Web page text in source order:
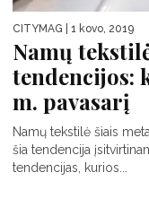
CITYMAG | 1 kovo, 2019
Namų
tendencijos:
m. pavasarį
Namų tekstilė šiais
šia tendencija
tendencijas, kurios...